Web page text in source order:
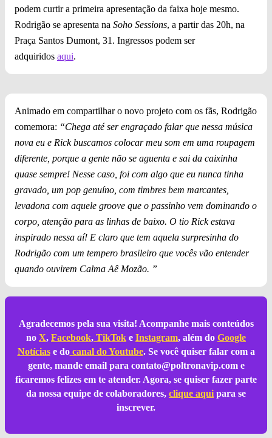
podem curtir a primeira apresentação da faixa hoje mesmo.
Rodrigão se apresenta na Soho Sessions, a partir das 20h, na
Praça Santos Dumont, 31. Ingressos podem ser
adquiridos aqui.
Animado em compartilhar o novo projeto com os fãs, Rodrigão
comemora: “Chega até ser engraçado falar que nessa música
nova eu e Rick buscamos colocar meu som em uma roupagem
diferente, porque a gente não se aguenta e sai da caixinha
quase sempre! Nesse caso, foi com algo que eu nunca tinha
gravado, um pop genuíno, com timbres bem marcantes,
levadona com aquele groove que o passinho vem dominando o
corpo, atenção para as linhas de baixo. O tio Rick estava
inspirado nessa aí! E claro que tem aquela surpresinha do
Rodrigão com um tempero brasileiro que vocês vão entender
quando ouvirem Calma Aê Mozão. ”
Agradecemos pela sua visita! Acompanhe mais conteúdos
no X, Facebook, TikTok e Instagram, além do Google
Notíciase docanal do Youtube. Se você quiser falar com a
gente, mande email para contato@poltronavip.come
ficaremos felizes em te atender. Agora, se quiser fazer parte
da nossa equipe de colaboradores, clique aqui para se
inscrever.